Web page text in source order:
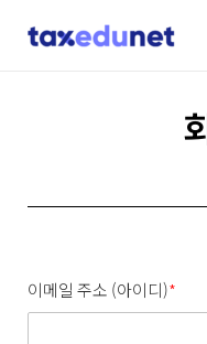
이메일 주소 (아이디)*